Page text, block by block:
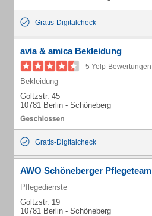
Gratis-Digitalcheck
avia & amica Bekleidung
5 Yelp-Bewertungen
Bekleidung
Goltzstr. 45
10781 Berlin - Schöneberg
Gratis-Digitalcheck
AWO Schöneberger Pflegeteam
Pflegedienste
Goltzstr. 19
10781 Berlin - Schöneberg